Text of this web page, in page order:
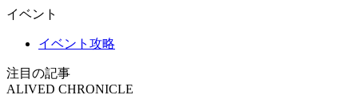
イベント
イベント攻略
注目の記事
ALIVED CHRONICLE